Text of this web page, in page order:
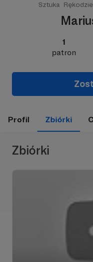
Sztuka
1
patron
Profil Zbiórki
Zbiórki